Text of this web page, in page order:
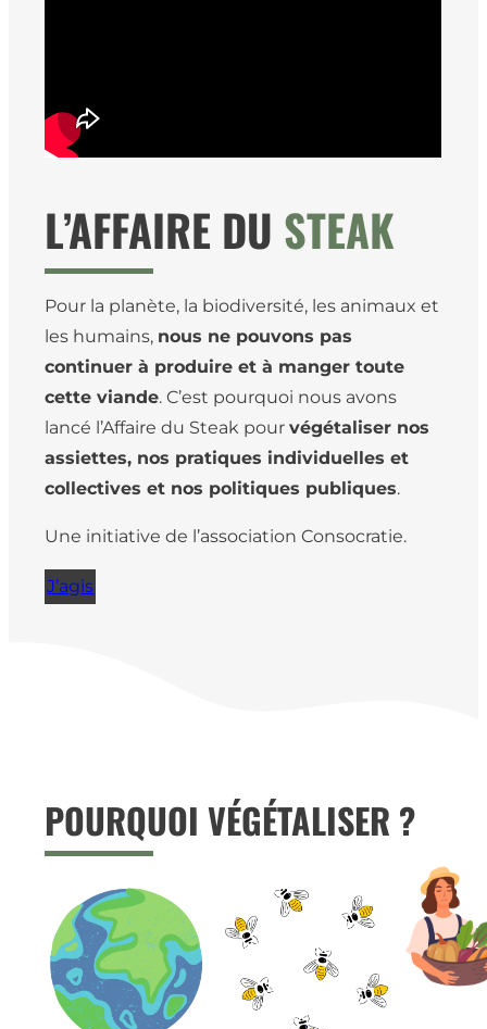
L’AFFAIRE DU STEAK
Pour la planète, la biodiversité, les animaux et
les humains, nous ne pouvons pas
continuer à produire et à manger toute
cette viande. C’est pourquoi nous avons
lancé l’Affaire du Steak pourvégétaliser nos
assiettes, nos pratiques individuelles et
collectives et nos politiques publiques.
Une initiative de l’association Consocratie.
J’agis
POURQUOI VÉGÉTALISER ?